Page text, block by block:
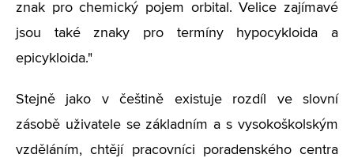
znak pro chemický pojem orbital. Velice zajímavé
jsou také znaky pro termíny hypocykloida a
epicykloida."
Stejně jako v češtině existuje rozdíl ve slovní
zásobě uživatele se základním a s vysokoškolským
vzděláním, chtějí pracovníci poradenského centra